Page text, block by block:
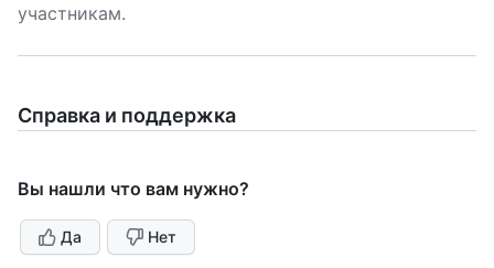
участникам.
Справка и поддержка
Вы нашли что вам нужно?
Да Нет